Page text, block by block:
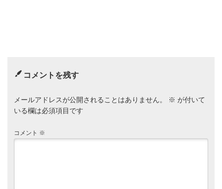
コメントを残す
メールアドレスが公開されることはありません。 ※ が付いて
いる欄は必須項目です
コメント ※